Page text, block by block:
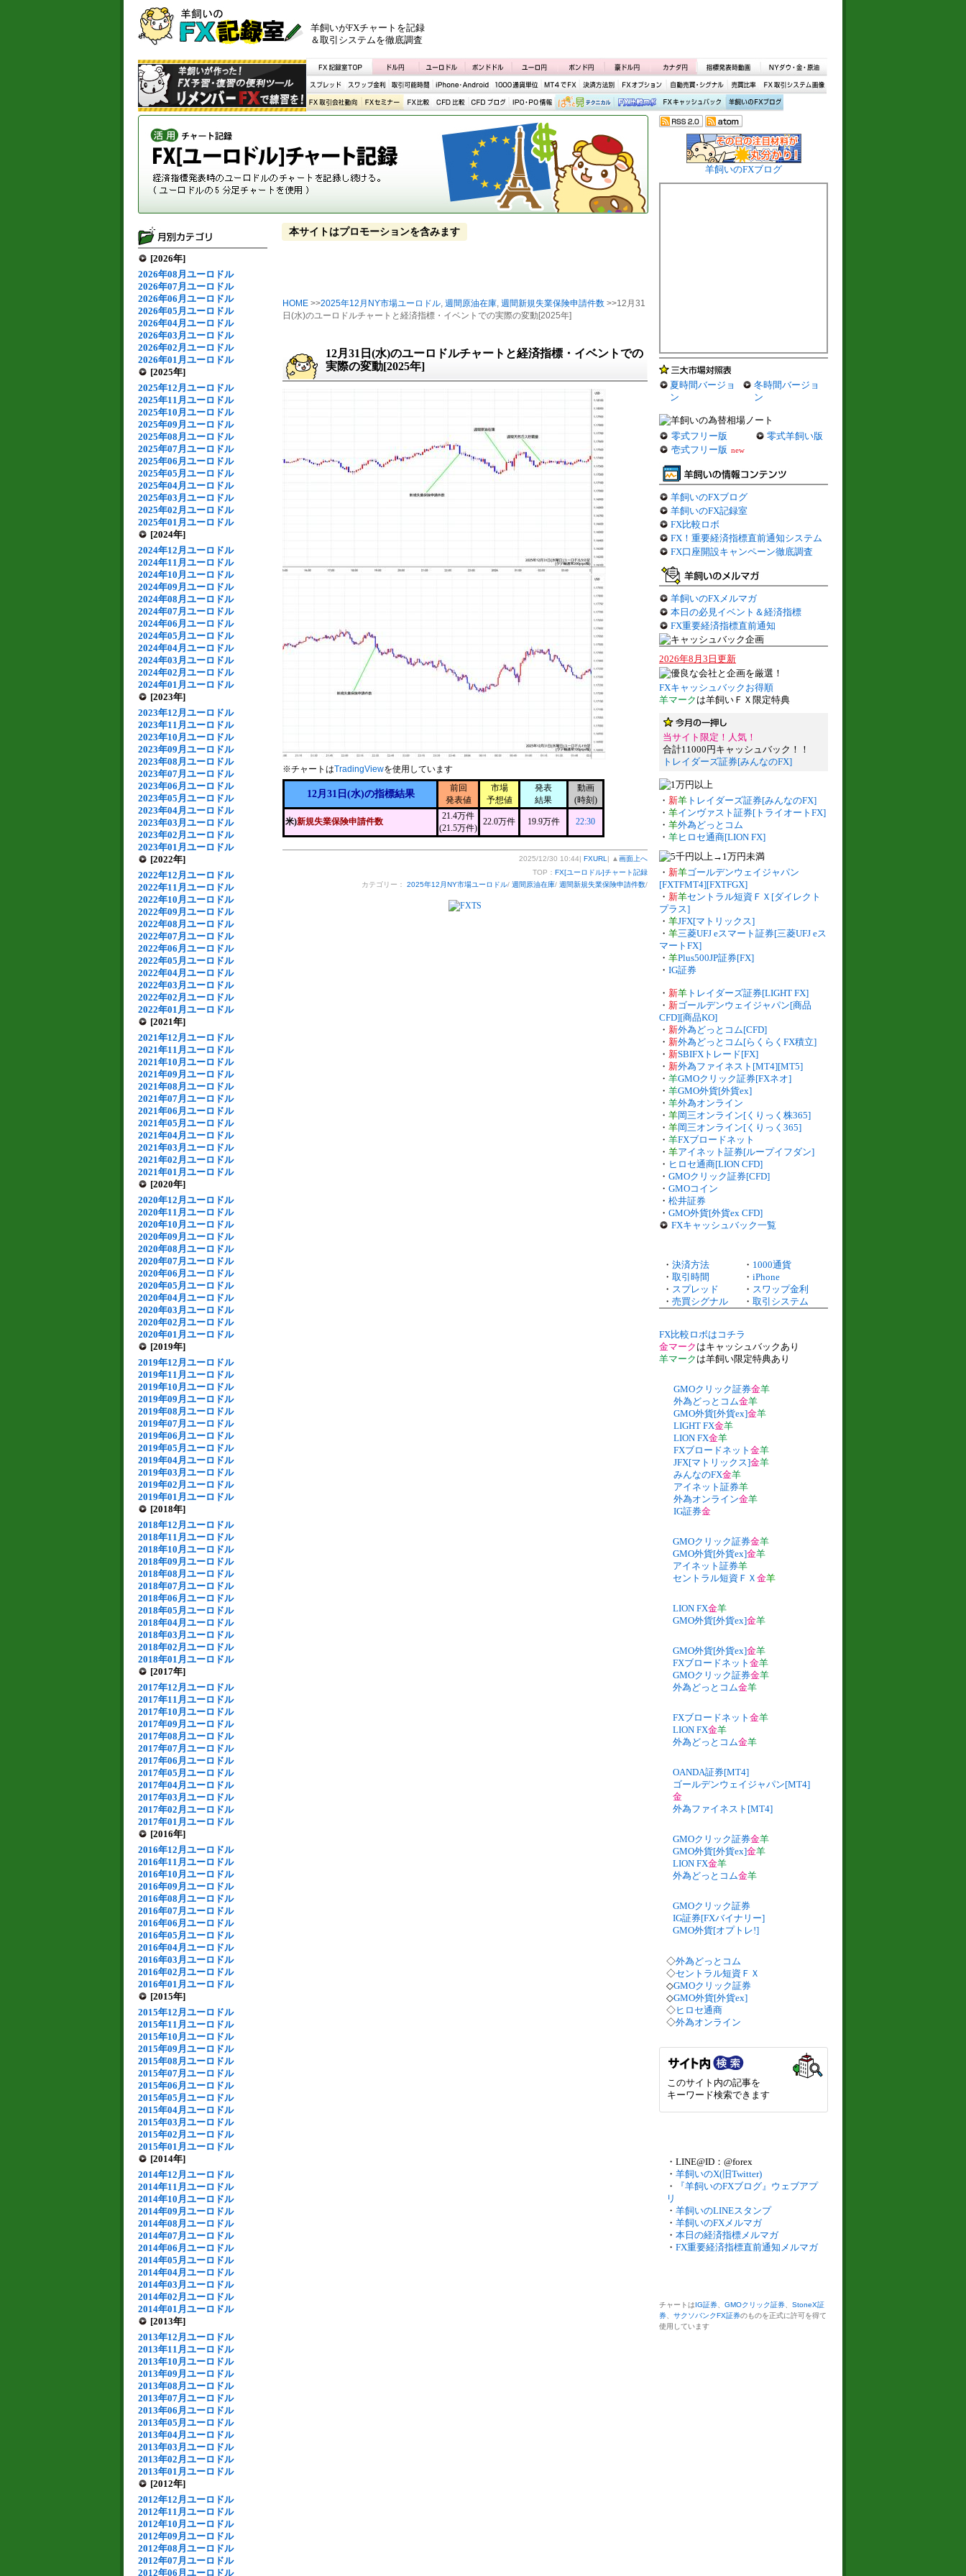
羊飼いがFXチャートを記録
＆取引システムを徹底調査
[2026年]
2026年08月ユーロドル
2026年07月ユーロドル
2026年06月ユーロドル
2026年05月ユーロドル
2026年04月ユーロドル
2026年03月ユーロドル
2026年02月ユーロドル
2026年01月ユーロドル
[2025年]
2025年12月ユーロドル
2025年11月ユーロドル
2025年10月ユーロドル
2025年09月ユーロドル
2025年08月ユーロドル
2025年07月ユーロドル
2025年06月ユーロドル
2025年05月ユーロドル
2025年04月ユーロドル
2025年03月ユーロドル
2025年02月ユーロドル
2025年01月ユーロドル
[2024年]
2024年12月ユーロドル
2024年11月ユーロドル
2024年10月ユーロドル
2024年09月ユーロドル
2024年08月ユーロドル
2024年07月ユーロドル
2024年06月ユーロドル
2024年05月ユーロドル
2024年04月ユーロドル
2024年03月ユーロドル
2024年02月ユーロドル
2024年01月ユーロドル
[2023年]
2023年12月ユーロドル
2023年11月ユーロドル
2023年10月ユーロドル
2023年09月ユーロドル
2023年08月ユーロドル
2023年07月ユーロドル
2023年06月ユーロドル
2023年05月ユーロドル
2023年04月ユーロドル
2023年03月ユーロドル
2023年02月ユーロドル
2023年01月ユーロドル
[2022年]
2022年12月ユーロドル
2022年11月ユーロドル
2022年10月ユーロドル
2022年09月ユーロドル
2022年08月ユーロドル
2022年07月ユーロドル
2022年06月ユーロドル
2022年05月ユーロドル
2022年04月ユーロドル
2022年03月ユーロドル
2022年02月ユーロドル
2022年01月ユーロドル
[2021年]
2021年12月ユーロドル
2021年11月ユーロドル
2021年10月ユーロドル
2021年09月ユーロドル
2021年08月ユーロドル
2021年07月ユーロドル
2021年06月ユーロドル
2021年05月ユーロドル
2021年04月ユーロドル
2021年03月ユーロドル
2021年02月ユーロドル
2021年01月ユーロドル
[2020年]
2020年12月ユーロドル
2020年11月ユーロドル
2020年10月ユーロドル
2020年09月ユーロドル
2020年08月ユーロドル
2020年07月ユーロドル
2020年06月ユーロドル
2020年05月ユーロドル
2020年04月ユーロドル
2020年03月ユーロドル
2020年02月ユーロドル
2020年01月ユーロドル
[2019年]
2019年12月ユーロドル
2019年11月ユーロドル
2019年10月ユーロドル
2019年09月ユーロドル
2019年08月ユーロドル
2019年07月ユーロドル
2019年06月ユーロドル
2019年05月ユーロドル
2019年04月ユーロドル
2019年03月ユーロドル
2019年02月ユーロドル
2019年01月ユーロドル
[2018年]
2018年12月ユーロドル
2018年11月ユーロドル
2018年10月ユーロドル
2018年09月ユーロドル
2018年08月ユーロドル
2018年07月ユーロドル
2018年06月ユーロドル
2018年05月ユーロドル
2018年04月ユーロドル
2018年03月ユーロドル
2018年02月ユーロドル
2018年01月ユーロドル
[2017年]
2017年12月ユーロドル
2017年11月ユーロドル
2017年10月ユーロドル
2017年09月ユーロドル
2017年08月ユーロドル
2017年07月ユーロドル
2017年06月ユーロドル
2017年05月ユーロドル
2017年04月ユーロドル
2017年03月ユーロドル
2017年02月ユーロドル
2017年01月ユーロドル
[2016年]
2016年12月ユーロドル
2016年11月ユーロドル
2016年10月ユーロドル
2016年09月ユーロドル
2016年08月ユーロドル
2016年07月ユーロドル
2016年06月ユーロドル
2016年05月ユーロドル
2016年04月ユーロドル
2016年03月ユーロドル
2016年02月ユーロドル
2016年01月ユーロドル
[2015年]
2015年12月ユーロドル
2015年11月ユーロドル
2015年10月ユーロドル
2015年09月ユーロドル
2015年08月ユーロドル
2015年07月ユーロドル
2015年06月ユーロドル
2015年05月ユーロドル
2015年04月ユーロドル
2015年03月ユーロドル
2015年02月ユーロドル
2015年01月ユーロドル
[2014年]
2014年12月ユーロドル
2014年11月ユーロドル
2014年10月ユーロドル
2014年09月ユーロドル
2014年08月ユーロドル
2014年07月ユーロドル
2014年06月ユーロドル
2014年05月ユーロドル
2014年04月ユーロドル
2014年03月ユーロドル
2014年02月ユーロドル
2014年01月ユーロドル
[2013年]
2013年12月ユーロドル
2013年11月ユーロドル
2013年10月ユーロドル
2013年09月ユーロドル
2013年08月ユーロドル
2013年07月ユーロドル
2013年06月ユーロドル
2013年05月ユーロドル
2013年04月ユーロドル
2013年03月ユーロドル
2013年02月ユーロドル
2013年01月ユーロドル
[2012年]
2012年12月ユーロドル
2012年11月ユーロドル
2012年10月ユーロドル
2012年09月ユーロドル
2012年08月ユーロドル
2012年07月ユーロドル
2012年06月ユーロドル
本サイトはプロモーションを含みます
HOME >>2025年12月NY市場ユーロドル, 週間原油在庫, 週間新規失業保険申請件数 >>12月31
日(水)のユーロドルチャートと経済指標・イベントでの実際の変動[2025年]
12月31日(水)のユーロドルチャートと経済指標・イベントでの
実際の変動[2025年]
※チャートはTradingViewを使用しています
12月31日(水)の指標結果
前回
発表値
市場
予想値
発表
結果
動画
(時刻)
米)新規失業保険申請件数
21.4万件
(21.5万件)
22.0万件 19.9万件 22:30
2025/12/30 10:44| FXURL | ▲ 画面上へ
TOP： FX[ユーロドル]チャート記録
カテゴリー： 2025年12月NY市場ユーロドル/ 週間原油在庫/ 週間新規失業保険申請件数/
羊飼いのFXブログ
夏時間バージョ
ン
冬時間バージョ
ン
零式フリー版
零式羊飼い版
壱式フリー版 new
羊飼いのFXブログ
羊飼いのFX記録室
FX比較ロボ
FX！重要経済指標直前通知システム
FX口座開設キャンペーン徹底調査
羊飼いのFXメルマガ
本日の必見イベント＆経済指標
FX重要経済指標直前通知
2026年8月3日更新
FXキャッシュバックお得順
羊マーク は羊飼いＦＸ限定特典
当サイト限定！人気！
合計11000円キャッシュバック！！
トレイダーズ証券[みんなのFX]
・ 新羊 トレイダーズ証券[みんなのFX]
・ 羊インヴァスト証券[トライオートFX]
・ 羊外為どっとコム
・ 羊ヒロセ通商[LION FX]
・ 新羊ゴールデンウェイジャパン
[FXTFMT4][FXTFGX]
・ 新羊セントラル短資ＦＸ[ダイレクト
プラス]
・ 羊JFX[マトリックス]
・ 羊三菱UFJ eスマート証券[三菱UFJ eス
マートFX]
・ 羊Plus500JP証券[FX]
・ IG証券
・ 新羊 トレイダーズ証券[LIGHT FX]
・ 新ゴールデンウェイジャパン[商品
CFD][商品KO]
・ 新外為どっとコム[CFD]
・ 新外為どっとコム[らくらくFX積立]
・ 新SBIFXトレード[FX]
・ 新外為ファイネスト[MT4][MT5]
・ 羊GMOクリック証券[FXネオ]
・ 羊GMO外貨[外貨ex]
・ 羊外為オンライン
・ 羊岡三オンライン[くりっく株365]
・ 羊岡三オンライン[くりっく365]
・ 羊FXブロードネット
・ 羊アイネット証券[ループイフダン]
・ ヒロセ通商[LION CFD]
・ GMOクリック証券[CFD]
・ GMOコイン
・ 松井証券
・ GMO外貨[外貨ex CFD]
FXキャッシュバック一覧
・ 決済方法 ・ 1000通貨
・ 取引時間 ・ iPhone
・ スプレッド ・ スワップ金利
・ 売買シグナル ・ 取引システム
FX比較ロボはコチラ
金マーク はキャッシュバックあり
羊マーク は羊飼い限定特典あり
GMOクリック証券金羊
外為どっとコム金羊
GMO外貨[外貨ex]金羊
LIGHT FX金羊
LION FX金羊
FXブロードネット 金羊
JFX[マトリックス]金羊
みんなのFX金羊
アイネット証券羊
外為オンライン金羊
IG証券金
GMOクリック証券金羊
GMO外貨[外貨ex]金羊
アイネット証券羊
セントラル短資ＦＸ 金羊
LION FX金羊
GMO外貨[外貨ex]金羊
GMO外貨[外貨ex]金羊
FXブロードネット 金羊
GMOクリック証券金羊
外為どっとコム金羊
FXブロードネット 金羊
LION FX金羊
外為どっとコム金羊
OANDA証券[MT4]
ゴールデンウェイジャパン[MT4]
金
外為ファイネスト[MT4]
GMOクリック証券金羊
GMO外貨[外貨ex]金羊
LION FX金羊
外為どっとコム金羊
GMOクリック証券
IG証券[FXバイナリー]
GMO外貨[オプトレ!]
◇外為どっとコム
◇セントラル短資ＦＸ
◇GMOクリック証券
◇GMO外貨[外貨ex]
◇ヒロセ通商
◇外為オンライン
このサイト内の記事を
キーワード検索できます
・LINE@ID：@forex
・ 羊飼いのX(旧Twitter)
・
『羊飼いのFXブログ』ウェブアプ
リ
・ 羊飼いのLINEスタンプ
・ 羊飼いのFXメルマガ
・ 本日の経済指標メルマガ
・ FX重要経済指標直前通知メルマガ
チャートはIG証券 GMOクリック証券
StoneX証
券
サクソバンクFX証券のものを正式に許可を得て
使用しています